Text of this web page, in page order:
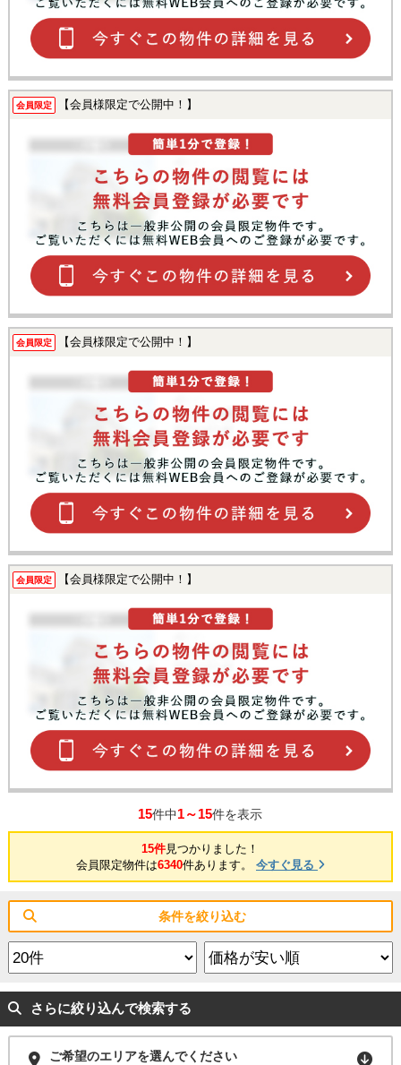
会員限定 【会員様限定で公開中！】
会員限定 【会員様限定で公開中！】
会員限定 【会員様限定で公開中！】
15件中1～15件を表示
15件見つかりました！
会員限定物件は6340件あります。 今すぐ見る
条件を絞り込む
さらに絞り込んで検索する
ご希望のエリアを選んでください